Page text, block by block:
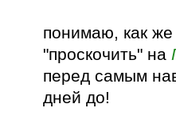
понимаю, как
"проскочить" на
перед самым
дней до!